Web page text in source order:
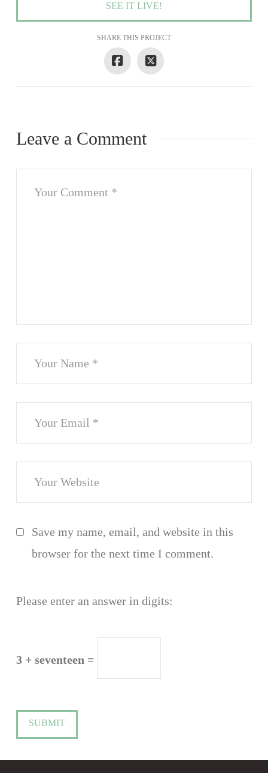
SEE IT LIVE!
SHARE THIS PROJECT
Leave a Comment
Save my name, email, and website in this
browser for the next time I comment.
Please enter an answer in digits:
3 + seventeen =